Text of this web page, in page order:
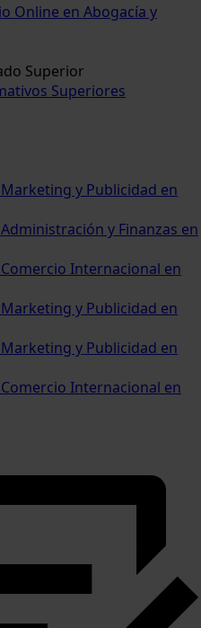
Online en Abogacía y
Superior
Superiores
y Publicidad en
y Finanzas en
Internacional en
y Publicidad en
y Publicidad en
Internacional en